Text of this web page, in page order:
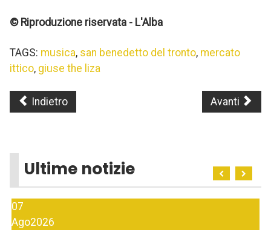
© Riproduzione riservata - L'Alba
TAGS: musica, san benedetto del tronto, mercato
ittico, giuse the liza
Indietro Avanti
Ultime notizie
07
Ago2026